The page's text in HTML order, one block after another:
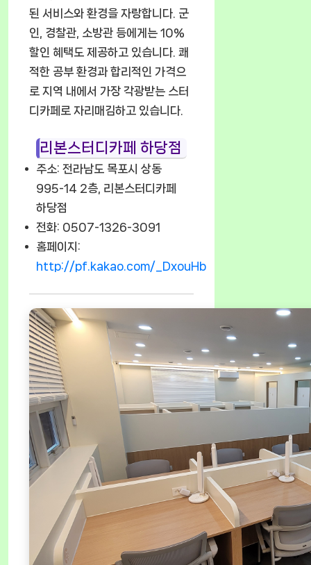
된 서비스와 환경을 자랑합니다. 군
인, 경찰관, 소방관 등에게는 10%
할인 혜택도 제공하고 있습니다. 쾌
적한 공부 환경과 합리적인 가격으
로 지역 내에서 가장 각광받는 스터
디카페로 자리매김하고 있습니다.
리본스터디카페 하당점
주소: 전라남도 목포시 상동
995-14 2층, 리본스터디카페
하당점
전화: 0507-1326-3091
홈페이지:
http://pf.kakao.com/_DxouHb